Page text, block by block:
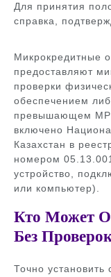
Для принятия
справка,
Микрокредитные
предоставляют
проверки
обеспечением
превышающем
включено
Казахстан в
номером
устройство,
или компьютер).
Кто Может
Без
Точно